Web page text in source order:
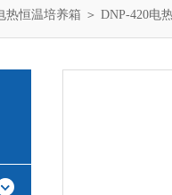
热恒温培养箱 ＞ DNP-420电